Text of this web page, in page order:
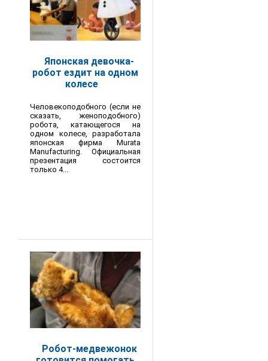
Японская девочка-
робот ездит на одном
колесе
Человекоподобного (если не
сказать, женоподобного)
робота, катающегося на
одном колесе, разработала
японская фирма Murata
Manufacturing. Официальная
презентация состоится
только 4...
Робот-медвежонок